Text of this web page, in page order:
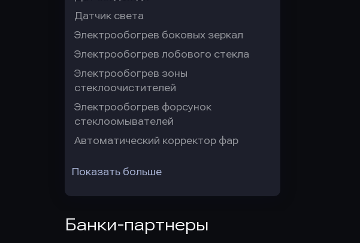
Датчик света
Электрообогрев боковых зеркал
Электрообогрев лобового стекла
Электрообогрев зоны
стеклоочистителей
Электрообогрев форсунок
стеклоомывателей
Автоматический корректор фар
Показать больше
Банки-партнеры